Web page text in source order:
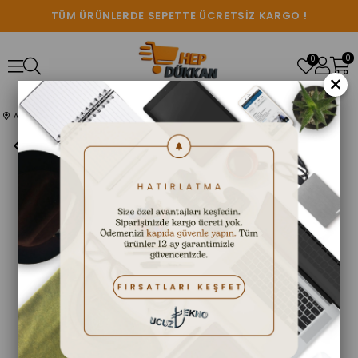
TÜM ÜRÜNLERDE SEPETTE ÜCRETSİZ KARGO !
0
0
Anasayfa SES SİSTEMLERİ KTS 1057 Speaker Taşınabilir Bluetooth Hoparlör
×